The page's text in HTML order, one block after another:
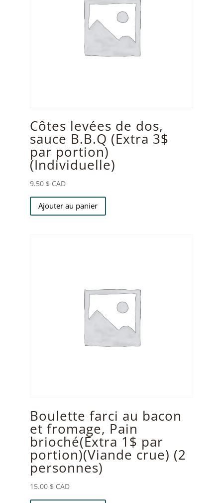
Côtes levées de dos,
sauce B.B.Q (Extra 3$
par portion)
(Individuelle)
9.50 $ CAD
Ajouter au panier
Boulette farci au bacon
et fromage, Pain
brioché(Extra 1$ par
portion)(Viande crue) (2
personnes)
15.00 $ CAD